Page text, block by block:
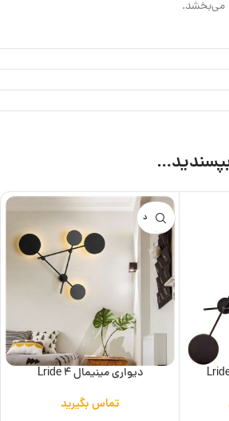
می‌بخشد.
ناموجود
دیواری مینیمال Lride 4
تماس بگیرید